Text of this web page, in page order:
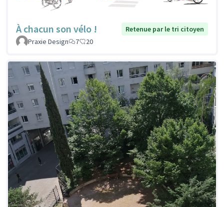
À chacun son vélo !
Retenue par le tri citoyen
Praxie Design
7 20